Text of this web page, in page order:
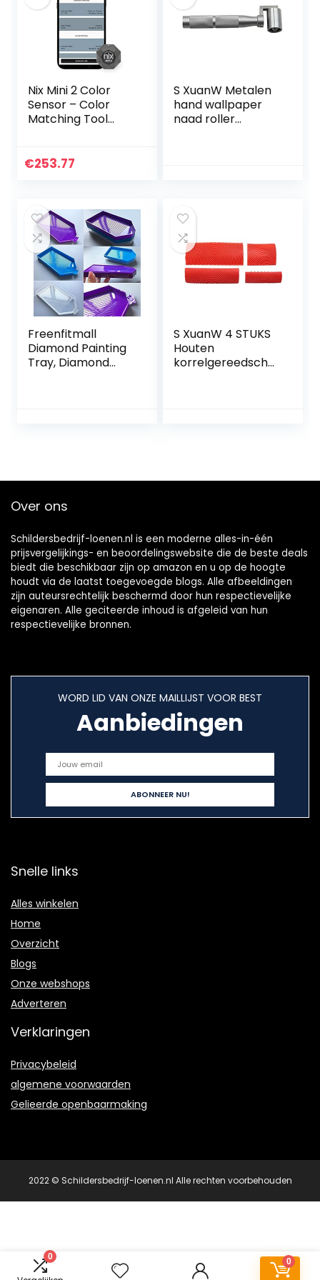
0
0
Nix Mini 2 Color
Sensor – Color
Matching Tool
kleurwaarden –
€253.77
S XuanW Metalen
hand wallpaper
naad roller
Freenfitmall
Diamond Painting
Tray, Diamond
Diamond Painting
Craft Arts. (3 stuks,
S XuanW 4 STUKS
Houten
korrelgereedscha
decoratie DIY
Over ons
Schildersbedrijf-loenen.nl is een moderne alles-in-één
prijsvergelijkings- en beoordelingswebsite die de beste deals
biedt die beschikbaar zijn op amazon en u op de hoogte
houdt via de laatst toegevoegde blogs. Alle afbeeldingen
zijn auteursrechtelijk beschermd door hun respectievelijke
eigenaren. Alle geciteerde inhoud is afgeleid van hun
respectievelijke bronnen.
WORD LID VAN ONZE MAILLIJST VOOR BEST
Aanbiedingen
Snelle links
Alles winkelen
Home
Overzicht
Blogs
Onze webshops
Adverteren
Verklaringen
Privacybeleid
algemene voorwaarden
Gelieerde openbaarmaking
2022 © Schildersbedrijf-loenen.nl Alle rechten voorbehouden